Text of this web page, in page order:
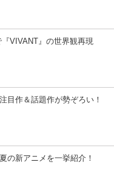
『VIVANT』の世界観再現
目作＆話題作が勢ぞろい！
の新アニメを一挙紹介！